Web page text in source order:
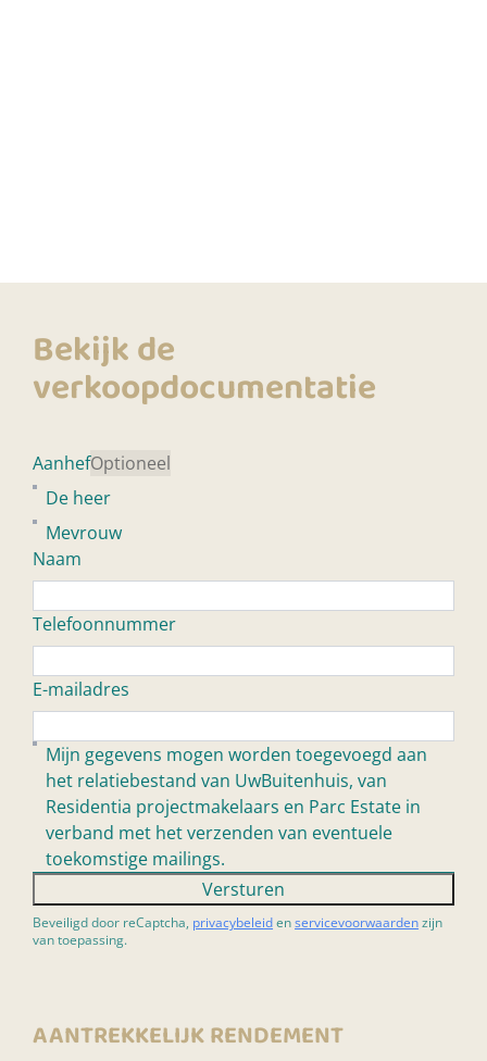
Bekijk de
verkoopdocumentatie
AanhefOptioneel
De heer
Mevrouw
Naam
Telefoonnummer
E-mailadres
Mijn gegevens mogen worden toegevoegd aan
het relatiebestand van UwBuitenhuis, van
Residentia projectmakelaars en Parc Estate in
verband met het verzenden van eventuele
toekomstige mailings.
Versturen
Beveiligd door reCaptcha, privacybeleidenservicevoorwaardenzijn
van toepassing.
AANTREKKELIJK RENDEMENT